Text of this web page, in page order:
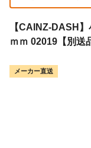
【CAINZ-DASH
ｍｍ 02019【別送
メーカー直送